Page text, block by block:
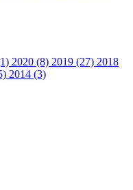
2020 (8) 2019 (27) 2018
2014 (3)